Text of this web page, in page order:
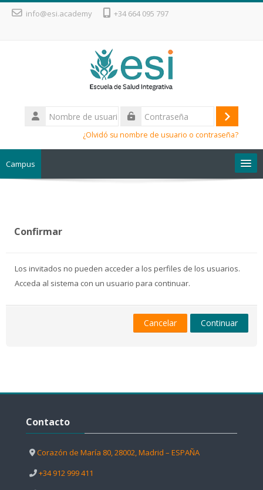
Salta al contenido principal
info@esi.academy +34 664 095 797
Nombre
de
Acceder
¿Olvidó su nombre de usuario o contraseña?
Campus
Confirmar
Los invitados no pueden acceder a los perfiles de los usuarios.
Acceda al sistema con un usuario para continuar.
Cancelar Continuar
Contacto
Corazón de María 80, 28002, Madrid – ESPAÑA
+34 912 999 411